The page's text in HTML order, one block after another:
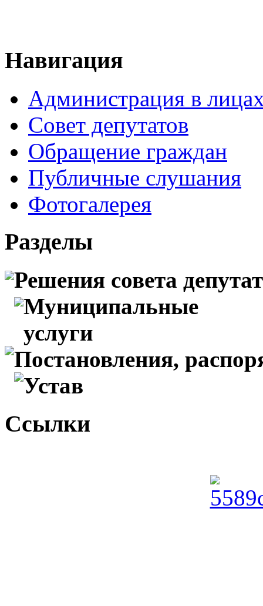
Навигация
Администрация в
Совет депутатов
Обращение граждан
Публичные слушания
Фотогалерея
Разделы
Решения совета
Муниципальные
услуги
Постановления,
Устав
Ссылки